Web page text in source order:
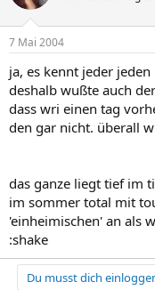
7 Mai 2004
ja, es kennt jeder jeden
deshalb wußte auch
dass wri einen tag
den gar nicht. überall
das ganze liegt tief im
im sommer total mit
'einheimischen' an als
:shake
Du musst dich